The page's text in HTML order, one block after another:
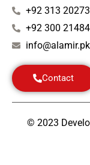
+92 313
+92 300
info@alamir.pk
Contact
© 2023